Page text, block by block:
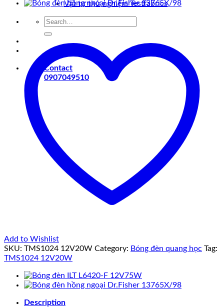
Vật tư thử nghiệm Testfabrics
Search
Contact
0907049510
Add to Wishlist
SKU: TMS1024 12V20W Category: Bóng đèn quang học Tag:
TMS1024 12V20W
Description